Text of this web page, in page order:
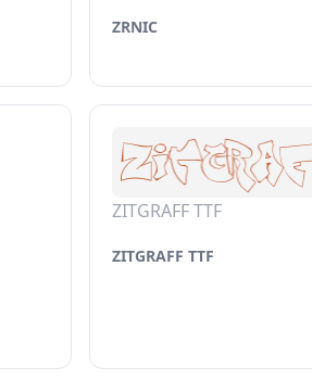
ZRNIC
ZITGRAFF TTF
ZITGRAFF TTF